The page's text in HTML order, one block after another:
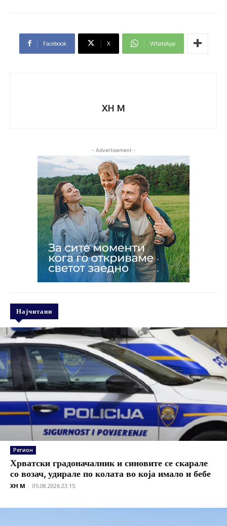
Facebook X WhatsApp
XH M
- Advertisement -
Најчитани
Регион
Хрватски градоначалник и синовите се скарале
со возач, удирале по колата во која имало и бебе
XH M - 05.08.2026 23:15